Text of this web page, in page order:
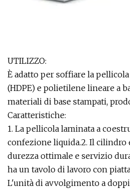
UTILIZZO:
È adatto per soffiare la
(HDPE) e polietilene lineare a
materiali di base stampati,
Caratteristiche:
1. La pellicola laminata a
confezione liquida.2. Il cilindro
durezza ottimale e servizio
ha un tavolo di lavoro con
L'unità di avvolgimento a